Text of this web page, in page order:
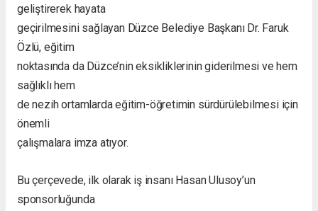
geliştirerek hayata
geçirilmesini sağlayan Düzce Belediye Başkanı Dr. Faruk
Özlü, eğitim
noktasında da Düzce’nin eksikliklerinin giderilmesi ve hem
sağlıklı hem
de nezih ortamlarda eğitim-öğretimin sürdürülebilmesi için
önemli
çalışmalara imza atıyor.
Bu çerçevede, ilk olarak iş insanı Hasan Ulusoy’un
sponsorluğunda